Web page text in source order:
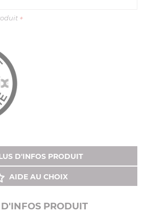
+
D'INFOS PRODUIT
AIDE AU CHOIX
PRODUIT